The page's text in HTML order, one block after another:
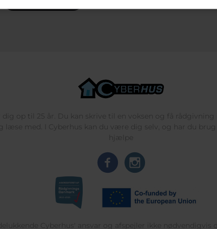
op til 25 år. Du kan skrive til en voksen og få rådgivning
læse med. I Cyberhus kan du være dig selv, og har du
hjælpe
Cyberhus' ansvar og afspejler ikke nødvendigvis